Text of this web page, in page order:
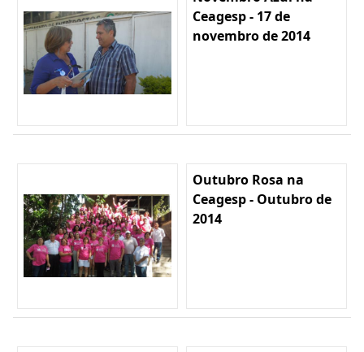
Ceagesp - 17 de
novembro de 2014
Outubro Rosa na
Ceagesp - Outubro de
2014